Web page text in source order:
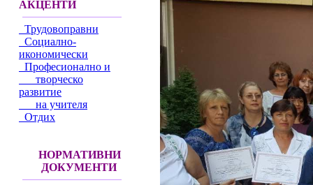
АКЦЕНТИ
Трудовоправни
Социално-
икономически
Професионално и
творческо
развитие
на учителя
Отдих
НОРМАТИВНИ
ДОКУМЕНТИ